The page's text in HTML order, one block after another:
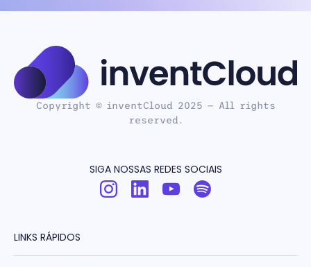
Copyright © inventCloud 2025 — All rights
reserved.
SIGA NOSSAS REDES SOCIAIS
LINKS RÁPIDOS